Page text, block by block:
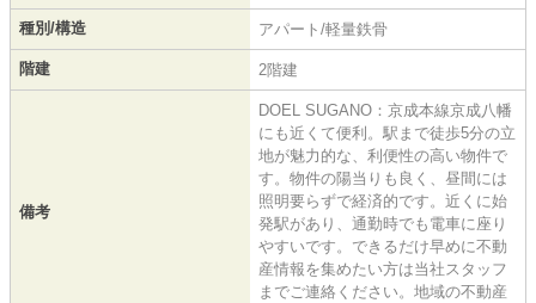
種別/構造 アパート/軽量鉄骨
階建 2階建
備考
DOEL SUGANO：京成本線京成八幡
にも近くて便利。駅まで徒歩5分の立
地が魅力的な、利便性の高い物件で
す。物件の陽当りも良く、昼間には
照明要らずで経済的です。近くに始
発駅があり、通勤時でも電車に座り
やすいです。できるだけ早めに不動
産情報を集めたい方は当社スタッフ
までご連絡ください。地域の不動産